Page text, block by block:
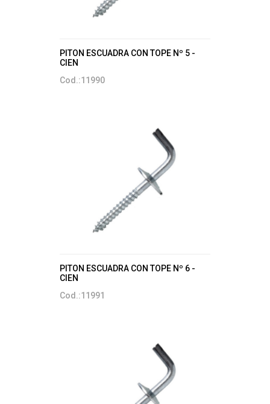
PITON ESCUADRA CON TOPE Nº 5 -
CIEN
Cod.:11990
PITON ESCUADRA CON TOPE Nº 6 -
CIEN
Cod.:11991